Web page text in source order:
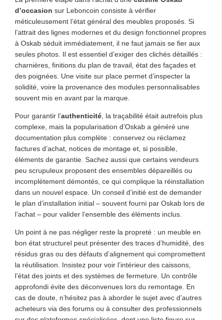
d’occasion sur Leboncoin consiste à vérifier
méticuleusement l’état général des meubles proposés. Si
l’attrait des lignes modernes et du design fonctionnel propres
à Oskab séduit immédiatement, il ne faut jamais se fier aux
seules photos. Il est essentiel d’exiger des clichés détaillés :
charnières, finitions du plan de travail, état des façades et
des poignées. Une visite sur place permet d’inspecter la
solidité, voire la provenance des modules personnalisables
souvent mis en avant par la marque.
Pour garantir l’authenticité , la traçabilité était autrefois plus
complexe, mais la popularisation d’Oskab a généré une
documentation plus complète : conservez ou réclamez
factures d’achat, notices de montage et, si possible,
éléments de garantie. Sachez aussi que certains vendeurs
peu scrupuleux proposent des ensembles dépareillés ou
incomplètement démontés, ce qui complique la réinstallation
dans un nouvel espace. Un conseil d’initié est de demander
le plan d’installation initial – souvent fourni par Oskab lors de
l’achat – pour valider l’ensemble des éléments inclus.
Un point à ne pas négliger reste la propreté : un meuble en
bon état structurel peut présenter des traces d’humidité, des
résidus gras ou des défauts d’alignement qui compromettent
la réutilisation. Insistez pour voir l’intérieur des caissons,
l’état des joints et des systèmes de fermeture. Un contrôle
approfondi évite des déconvenues lors du remontage. En
cas de doute, n’hésitez pas à aborder le sujet avec d’autres
acheteurs via des forums ou à consulter des professionnels